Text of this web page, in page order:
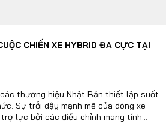
CHIẾN XE HYBRID ĐA CỰC TẠI
thương hiệu Nhật Bản thiết lập suốt
Sự trỗi dậy mạnh mẽ của dòng xe
lực bởi các điều chỉnh mang tính